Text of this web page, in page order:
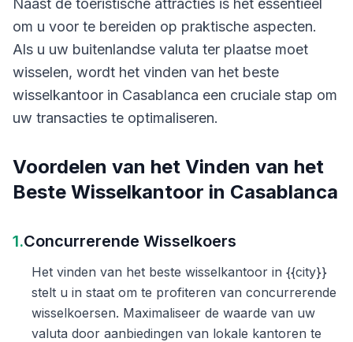
Naast de toeristische attracties is het essentieel
om u voor te bereiden op praktische aspecten.
Als u uw buitenlandse valuta ter plaatse moet
wisselen, wordt het vinden van het beste
wisselkantoor in Casablanca een cruciale stap om
uw transacties te optimaliseren.
Voordelen van het Vinden van het
Beste Wisselkantoor in Casablanca
1.Concurrerende Wisselkoers
Het vinden van het beste wisselkantoor in {{city}}
stelt u in staat om te profiteren van concurrerende
wisselkoersen. Maximaliseer de waarde van uw
valuta door aanbiedingen van lokale kantoren te